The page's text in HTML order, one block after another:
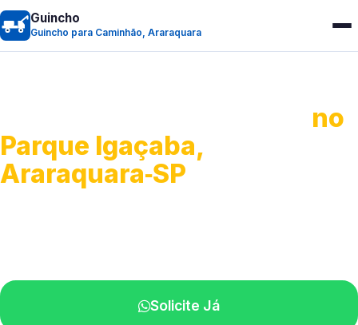
Guincho
Guincho para Caminhão, Araraquara
no
Parque Igaçaba,
Araraquara‑SP
Solicite Já